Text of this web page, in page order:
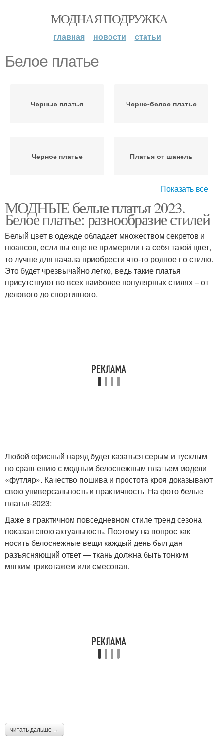
МОДНАЯ ПОДРУЖКА
главная новости статьи
Белое платье
Черные платья Черно-белое платье
Черное платье Платья от шанель
Платье с чем
Платья с черно-белыми
принтами
Колготки к черному
платью
Модные платья
Платья на осень-зиму Повседневные платья
Ретро платья
Принты для
повседневных платьев
Вязаные платья
Показать все
МОДНЫЕ белые платья 2023.
Белое платье: разнообразие стилей
Белый цвет в одежде обладает множеством секретов и
нюансов, если вы ещё не примеряли на себя такой цвет,
то лучше для начала приобрести что-то родное по стилю.
Это будет чрезвычайно легко, ведь такие платья
присутствуют во всех наиболее популярных стилях – от
делового до спортивного.
Любой офисный наряд будет казаться серым и тусклым
по сравнению с модным белоснежным платьем модели
«футляр». Качество пошива и простота кроя доказывают
свою универсальность и практичность. На фото белые
платья-2023:
Даже в практичном повседневном стиле тренд сезона
показал свою актуальность. Поэтому на вопрос как
носить белоснежные вещи каждый день был дан
разъясняющий ответ — ткань должна быть тонким
мягким трикотажем или смесовая.
читать дальше →